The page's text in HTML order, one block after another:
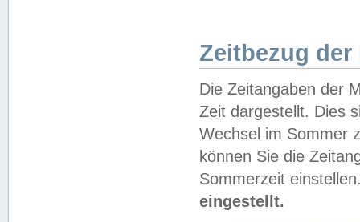
Zeitbezug der
Die Zeitangaben der
Zeit dargestellt. Dies
Wechsel im Sommer
können Sie die
Sommerzeit
eingestellt.